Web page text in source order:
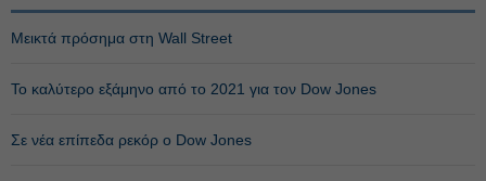
Mεικτά πρόσημα στη Wall Street
Το καλύτερο εξάμηνο από το 2021 για τον Dow Jones
Σε νέα επίπεδα ρεκόρ ο Dow Jones